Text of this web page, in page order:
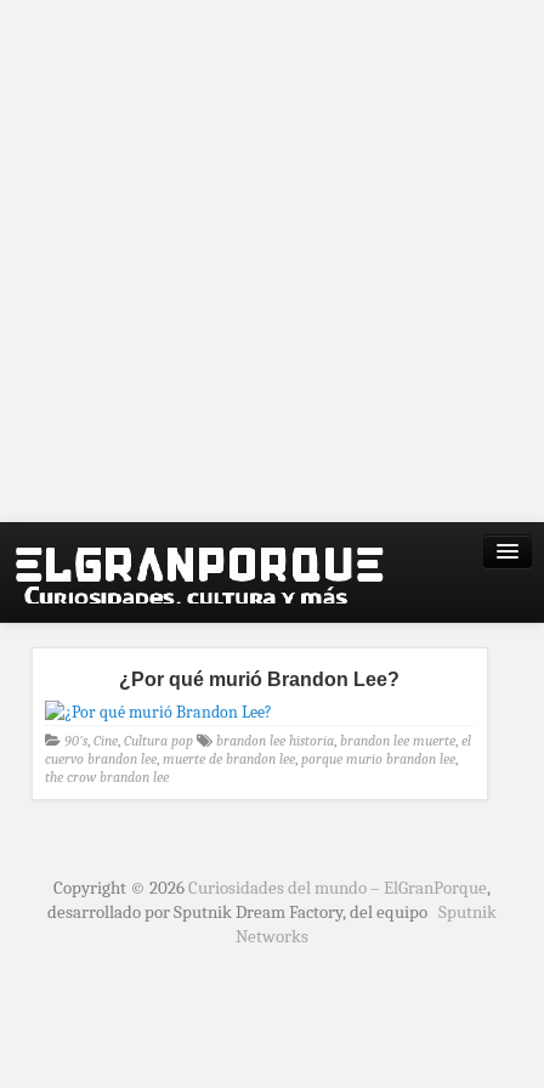
¿Por qué murió Brandon Lee?
90's, Cine, Cultura pop brandon lee historia, brandon lee muerte, el
cuervo brandon lee, muerte de brandon lee, porque murio brandon lee,
the crow brandon lee
Copyright © 2026Curiosidades del mundo – ElGranPorque,
desarrollado por Sputnik Dream Factory, del equipo Sputnik
Networks